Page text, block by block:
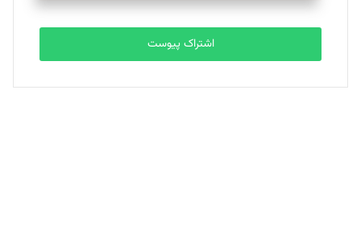
تحریریه
بابک نقاش
تحریریه
اشتراک پیوست